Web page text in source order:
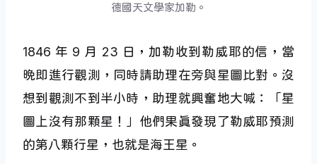
德國天文學家加勒。
1846 年 9 月 23 日，加勒收到勒威耶的信，當
晚即進行觀測，同時請助理在旁與星圖比對。沒
想到觀測不到半小時，助理就興奮地大喊：「星
圖上沒有那顆星！」他們果真發現了勒威耶預測
的第八顆行星，也就是海王星。